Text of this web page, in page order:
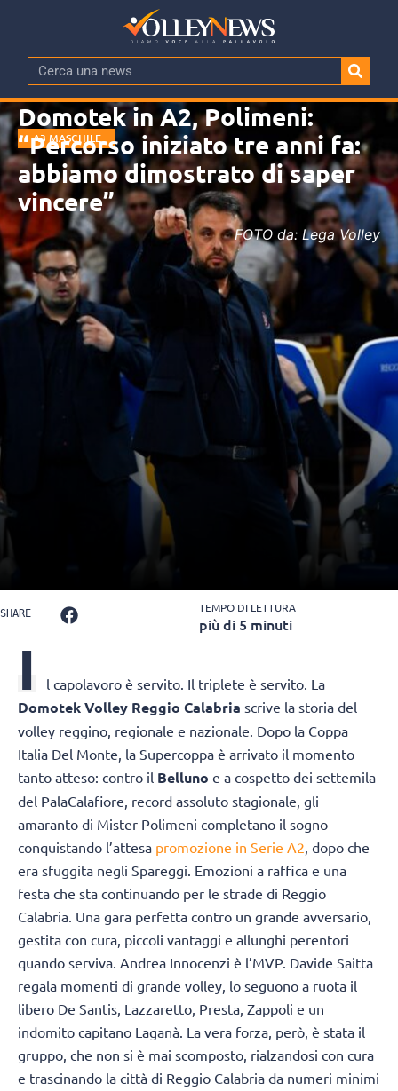
A3 MASCHILE
Domotek in A2, Polimeni:
“Percorso iniziato tre anni fa:
abbiamo dimostrato di saper
vincere”
FOTO da: Lega Volley
SHARE TEMPO DI LETTURA
più di 5 minuti
I l capolavoro è servito. Il triplete è servito. La
Domotek Volley Reggio Calabria scrive la storia del
volley reggino, regionale e nazionale. Dopo la Coppa
Italia Del Monte, la Supercoppa è arrivato il momento
tanto atteso: contro il Belluno e a cospetto dei settemila
del PalaCalafiore, record assoluto stagionale, gli
amaranto di Mister Polimeni completano il sogno
conquistando l’attesa promozione in Serie A2, dopo che
era sfuggita negli Spareggi. Emozioni a raffica e una
festa che sta continuando per le strade di Reggio
Calabria. Una gara perfetta contro un grande avversario,
gestita con cura, piccoli vantaggi e allunghi perentori
quando serviva. Andrea Innocenzi è l’MVP. Davide Saitta
regala momenti di grande volley, lo seguono a ruota il
libero De Santis, Lazzaretto, Presta, Zappoli e un
indomito capitano Laganà. La vera forza, però, è stata il
gruppo, che non si è mai scomposto, rialzandosi con cura
e trascinando la città di Reggio Calabria da numeri minimi